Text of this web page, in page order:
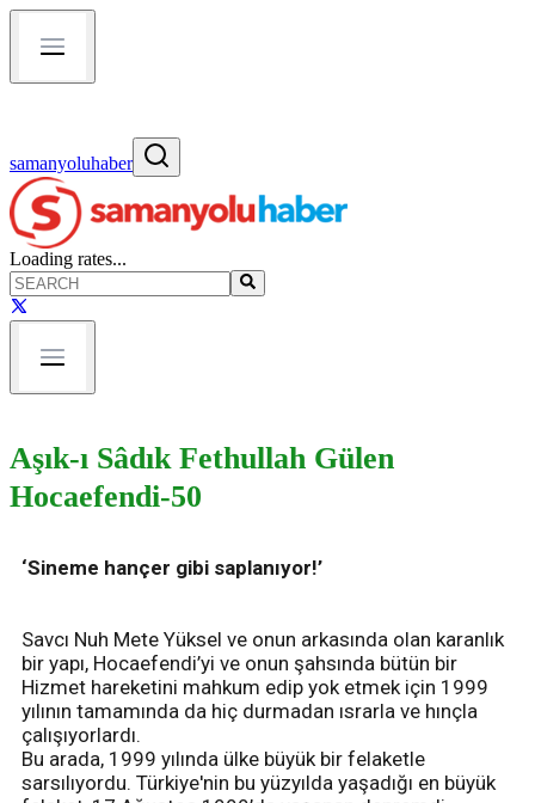
samanyoluhaber
Loading rates...
Aşık-ı Sâdık Fethullah Gülen
Hocaefendi-50
‘Sineme hançer gibi saplanıyor!’
Savcı Nuh Mete Yüksel ve onun arkasında olan karanlık
bir yapı, Hocaefendi’yi ve onun şahsında bütün bir
Hizmet hareketini mahkum edip yok etmek için 1999
yılının tamamında da hiç durmadan ısrarla ve hınçla
çalışıyorlardı.
Bu arada, 1999 yılında ülke büyük bir felaketle
sarsılıyordu. Türkiye'nin bu yüzyılda yaşadığı en büyük